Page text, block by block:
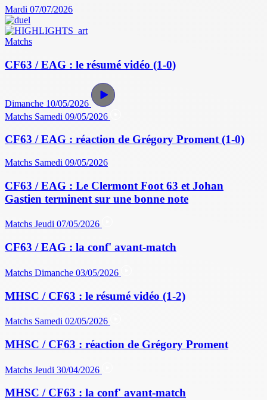
Mardi 07/07/2026
Matchs
CF63 / EAG : le résumé vidéo (1-0)
Dimanche 10/05/2026
Matchs Samedi 09/05/2026
CF63 / EAG : réaction de Grégory Proment (1-0)
Matchs Samedi 09/05/2026
CF63 / EAG : Le Clermont Foot 63 et Johan
Gastien terminent sur une bonne note
Matchs Jeudi 07/05/2026
CF63 / EAG : la conf' avant-match
Matchs Dimanche 03/05/2026
MHSC / CF63 : le résumé vidéo (1-2)
Matchs Samedi 02/05/2026
MHSC / CF63 : réaction de Grégory Proment
Matchs Jeudi 30/04/2026
MHSC / CF63 : la conf' avant-match